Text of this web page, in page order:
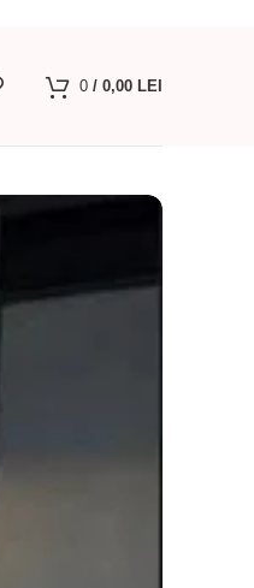
0 / 0,00 LEI